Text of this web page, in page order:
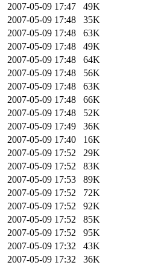
2007-05-09 17:47
49K
2007-05-09 17:48
35K
2007-05-09 17:48
63K
2007-05-09 17:48
49K
2007-05-09 17:48
64K
2007-05-09 17:48
56K
2007-05-09 17:48
63K
2007-05-09 17:48
66K
2007-05-09 17:48
52K
2007-05-09 17:49
36K
2007-05-09 17:40
16K
2007-05-09 17:52
29K
2007-05-09 17:52
83K
2007-05-09 17:53
89K
2007-05-09 17:52
72K
2007-05-09 17:52
92K
2007-05-09 17:52
85K
2007-05-09 17:52
95K
2007-05-09 17:32
43K
2007-05-09 17:32
36K